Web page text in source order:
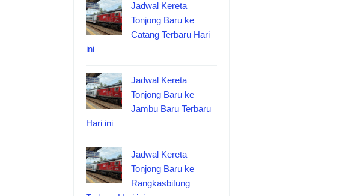
Jadwal Kereta
Tonjong Baru ke
Catang Terbaru Hari
ini
Jadwal Kereta
Tonjong Baru ke
Jambu Baru Terbaru
Hari ini
Jadwal Kereta
Tonjong Baru ke
Rangkasbitung